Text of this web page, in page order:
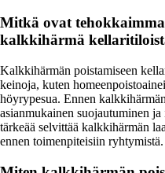
Mitkä ovat
kalkkihärmä
Kalkkihärmän poistamiseen
keinoja, kuten
höyrypesua. Ennen
asianmukainen suojautuminen
tärkeää selvittää kalkkihärmän
ennen toimenpiteisiin ryhtymistä.